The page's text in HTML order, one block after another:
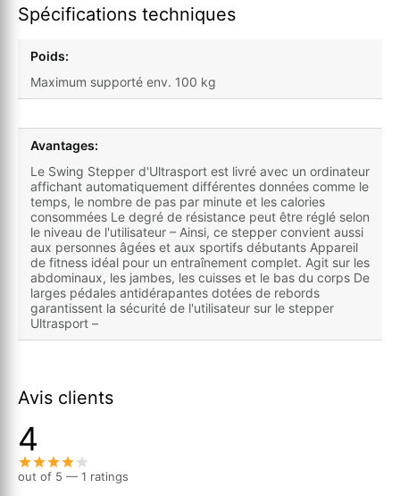
Spécifications techniques
Poids:
Maximum supporté env. 100 kg
Avantages:
Le Swing Stepper d'Ultrasport est livré avec un ordinateur
affichant automatiquement différentes données comme le
temps, le nombre de pas par minute et les calories
consommées Le degré de résistance peut être réglé selon
le niveau de l'utilisateur – Ainsi, ce stepper convient aussi
aux personnes âgées et aux sportifs débutants Appareil
de fitness idéal pour un entraînement complet. Agit sur les
abdominaux, les jambes, les cuisses et le bas du corps De
larges pédales antidérapantes dotées de rebords
garantissent la sécurité de l'utilisateur sur le stepper
Ultrasport –
Avis clients
4
out of 5 — 1 ratings